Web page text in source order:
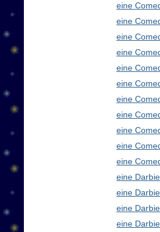
eine
eine
eine
eine
eine
eine
eine
eine
eine
eine
eine
eine
eine
eine
eine